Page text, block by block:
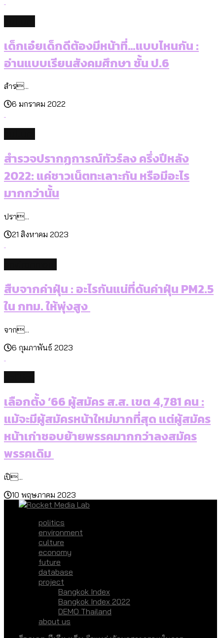
เด็กเอ๋ยเด็กดีต้องมีหน้าที่…แบบไหนกัน :
อ่านแบบเรียนสังคมศึกษา ชั้น ป.6
สำร...
6 มกราคม 2022
สำรวจปรากฏการณ์ทัวร์ลง ครึ่งปีหลัง
2022: แค่ชาวเน็ตทะเลาะกัน หรือมีอะไร
มากกว่านั้น
ปรา...
21 สิงหาคม 2023
สืบจากค่าฝุ่น : อะไรกันแน่ที่ดันค่าฝุ่น PM2.5
ใน กทม. ให้พุ่งสูง
จาก...
6 กุมภาพันธ์ 2023
เลือกตั้ง ’66 ผู้สมัคร ส.ส. เขต 4,781 คน :
แม้จะมีผู้สมัครหน้าใหม่มากที่สุด แต่ผู้สมัคร
หน้าเก่าชอบย้ายพรรคมากกว่าลงสมัคร
พรรคเดิม
เปิ...
10 พฤษภาคม 2023
politics
environment
culture
economy
future
database
project
Bangkok Index
Bangkok Index 2022
DEMO Thailand
about us